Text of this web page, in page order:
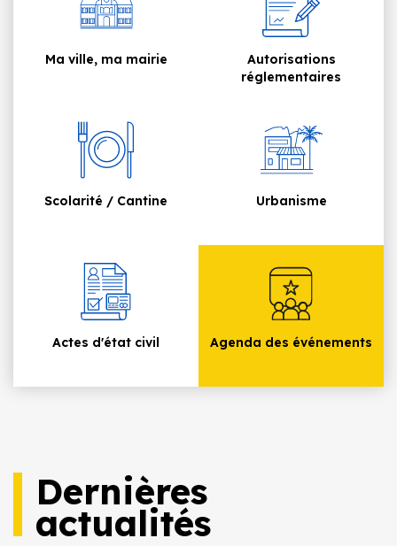
Ma ville, ma mairie
Autorisations
réglementaires
Scolarité / Cantine Urbanisme
Actes d'état civil Agenda des événements
Dernières
actualités